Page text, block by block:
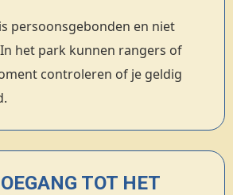
persoonsgebonden en niet
het park kunnen rangers of
controleren of je geldig
TOT HET